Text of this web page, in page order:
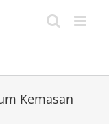
Kemasan